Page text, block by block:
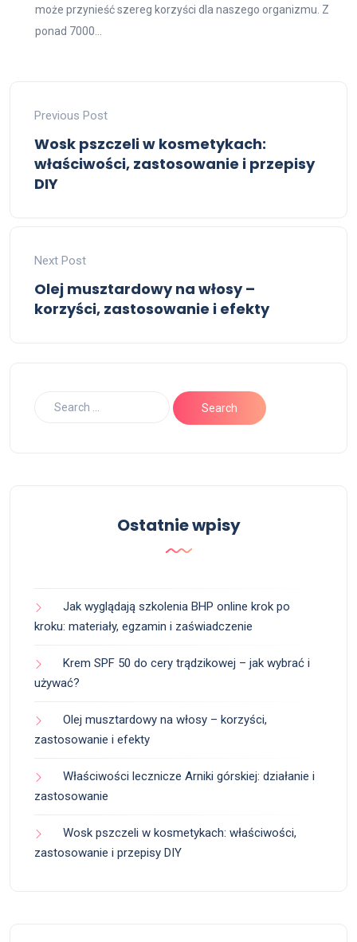
może przynieść szereg korzyści dla naszego organizmu. Z
ponad 7000...
Previous Post
Wosk pszczeli w kosmetykach:
właściwości, zastosowanie i przepisy
DIY
Next Post
Olej musztardowy na włosy –
korzyści, zastosowanie i efekty
Ostatnie wpisy
Jak wyglądają szkolenia BHP online krok po
kroku: materiały, egzamin i zaświadczenie
Krem SPF 50 do cery trądzikowej – jak wybrać i
używać?
Olej musztardowy na włosy – korzyści,
zastosowanie i efekty
Właściwości lecznicze Arniki górskiej: działanie i
zastosowanie
Wosk pszczeli w kosmetykach: właściwości,
zastosowanie i przepisy DIY